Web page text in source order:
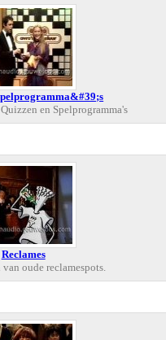
en Spelprogramma's
Reclames
oude reclamespots.